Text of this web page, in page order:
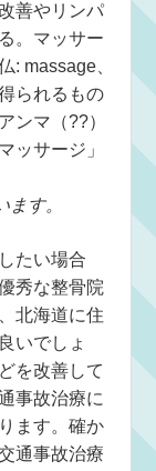
善やリンパ
。マッサー
: massage、
られるもの
ンマ（??）
ッサージ」
ます。
たい場合
秀な整骨院
北海道に住
いでしょ
を改善して
事故治療に
ます。確か
通事故治療